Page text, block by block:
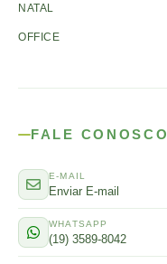
NATAL
OFFICE
FALE CONOSCO
E-MAIL
Enviar E-mail
WHATSAPP
(19) 3589-8042